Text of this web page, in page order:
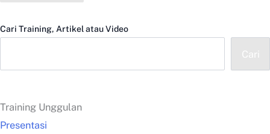
Cari Training, Artikel atau Video
Cari
Training Unggulan
Presentasi